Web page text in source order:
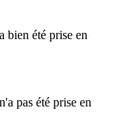
bien été prise en
pas été prise en